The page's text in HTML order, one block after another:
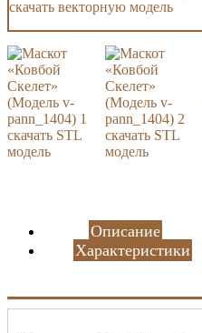
Описание
Характеристики